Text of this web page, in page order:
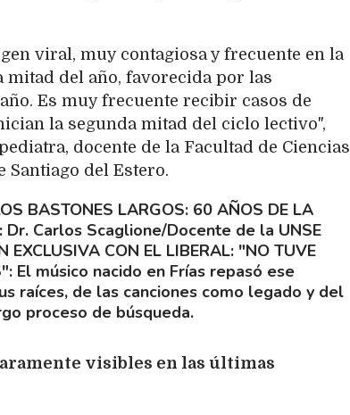
viral, muy contagiosa y frecuente en la
mitad del año, favorecida por las
Es muy frecuente recibir casos de
la segunda mitad del ciclo lectivo",
docente de la Facultad de Ciencias
Santiago del Estero.
BASTONES LARGOS: 60 AÑOS DE LA
Dr. Carlos Scaglione/Docente de la UNSE
EXCLUSIVA CON EL LIBERAL: "NO TUVE
El músico nacido en Frías repasó ese
raíces, de las canciones como legado y del
proceso de búsqueda.
visibles en las últimas